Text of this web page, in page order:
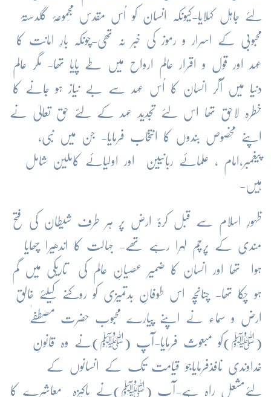
لئے جاہل کہلایا-کیونکہ انسان کو اُس مقدس مَجموعۂ گلدستۂ
محبوبی کے اسرار و رموز کی خبر نہ تھی-چونکہ بارِ امانت کا
عہد اور قول و اقرار عالم ارواح میں طے پایا تھا- مگر عالم
دنیا میں آکر انسان کا اُس عہد سے بے نیاز ہو جانے کا
خطرہ لاحق تھا اس لئے تجدید عہد کے لئے حق تعالیٰ نے
اپنے مخصوص بندوں کا انتخاب فرمایا- جن میں نبی،
پیغمبر،امام ، علمائے ربانیین اور اولیائے کاملین شامل
ہیں-
ظہورِ اسلام سے قبل کرۂ ارض پر ہر طرف شیطان کی فتح
مندی کے پرچم لہرا رہے تھے- جہالت کا اندھیرا چھایا
ہوا تھا اور انسان کا ضمیر عصیانِ عالم کی تاریکی میں گم
ہو چکا تھا- چنانچہ اس طوفانِ بدتمیزی کو روکنے کیلئے خالق
ارض و سماء نے اپنے پیارے محبوب حضرت مصطفٰے
(ﷺ)کو مبعوث فرمایا-آپ (ﷺ)نے وہ قانونِ
خداوندی نافذفرمایاجو قیامت تک کے انسانوں کے
لئےمشعل راہ ہے-آپ (ﷺ)نے پاکیزہ معاشرے کا